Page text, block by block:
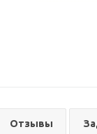
Отзывы